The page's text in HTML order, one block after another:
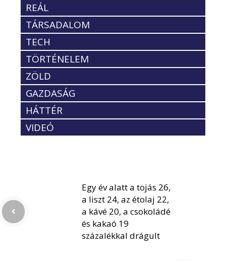
REÁL
TÁRSADALOM
TECH
TÖRTÉNELEM
ZÖLD
GAZDASÁG
HÁTTÉR
VIDEÓ
Egy év alatt a tojás 26,
a liszt 24, az étolaj 22,
a kávé 20, a csokoládé
és kakaó 19
százalékkal drágult